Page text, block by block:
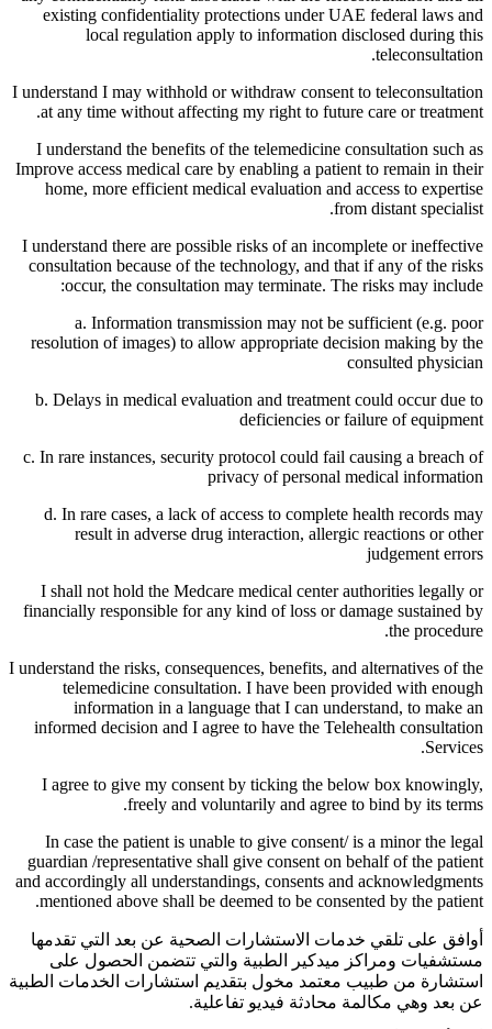
existing confidentiality protections under UAE federal laws and
local regulation apply to information disclosed during this
teleconsultation.
I understand I may withhold or withdraw consent to teleconsultation
at any time without affecting my right to future care or treatment.
I understand the benefits of the telemedicine consultation such as
Improve access medical care by enabling a patient to remain in their
home, more efficient medical evaluation and access to expertise
from distant specialist.
I understand there are possible risks of an incomplete or ineffective
consultation because of the technology, and that if any of the risks
occur, the consultation may terminate. The risks may include:
a. Information transmission may not be sufficient (e.g. poor
resolution of images) to allow appropriate decision making by the
consulted physician
b. Delays in medical evaluation and treatment could occur due to
deficiencies or failure of equipment
c. In rare instances, security protocol could fail causing a breach of
privacy of personal medical information
d. In rare cases, a lack of access to complete health records may
result in adverse drug interaction, allergic reactions or other
judgement errors
I shall not hold the Medcare medical center authorities legally or
financially responsible for any kind of loss or damage sustained by
the procedure.
I understand the risks, consequences, benefits, and alternatives of the
telemedicine consultation. I have been provided with enough
information in a language that I can understand, to make an
informed decision and I agree to have the Telehealth consultation
Services.
I agree to give my consent by ticking the below box knowingly,
freely and voluntarily and agree to bind by its terms.
In case the patient is unable to give consent/ is a minor the legal
guardian /representative shall give consent on behalf of the patient
and accordingly all understandings, consents and acknowledgments
mentioned above shall be deemed to be consented by the patient.
أوافق على تلقي خدمات الاستشارات الصحية عن بعد التي تقدمها
مستشفيات ومراكز ميدكير الطبية والتي تتضمن الحصول على
استشارة من طبيب معتمد مخول بتقديم استشارات الخدمات الطبية
عن بعد وهي مكالمة محادثة فيديو تفاعلية.